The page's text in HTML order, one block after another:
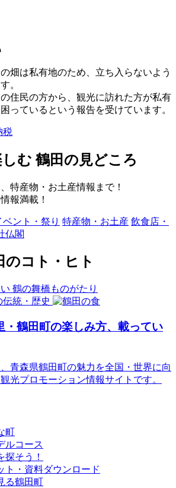
畑は私有地のため、立ち入らないよう
。
住民の方から、観光に訪れた方が私有
っているという報告を受けています。
しむ鶴田の見どころ
特産物・お土産情報まで！
報満載！
ベント・祭り 特産物・お土産 飲食店・
仏閣
のコト・ヒト
・鶴田町の楽しみ方、載ってい
青森県鶴田町の魅力を全国・世界に向
光プロモーション情報サイトです。
町
ルコース
探そう！
ト・資料ダウンロード
る鶴田町